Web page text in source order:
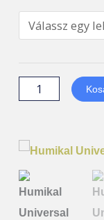
Universal
mennyiség